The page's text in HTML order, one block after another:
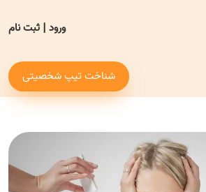
ورود| ثبت نام
شناخت تیپ شخصیتی